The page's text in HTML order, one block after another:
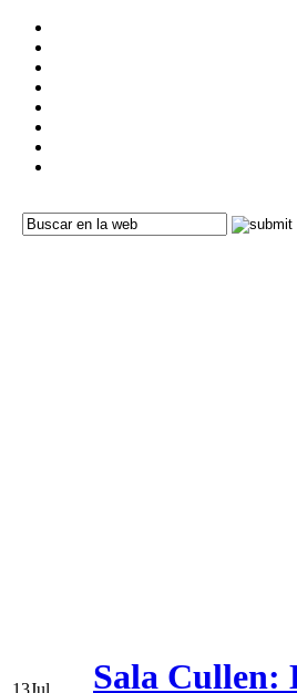
13Jul Sala Cullen: